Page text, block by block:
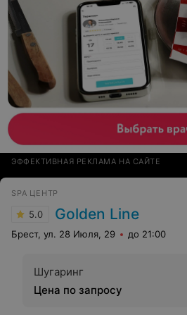
ЭФФЕКТИВНАЯ РЕКЛАМА НА САЙТЕ
SPA ЦЕНТР
5.0 Golden Line
Брест, ул. 28 Июля, 29 до 21:00
Шугаринг
Цена по запросу